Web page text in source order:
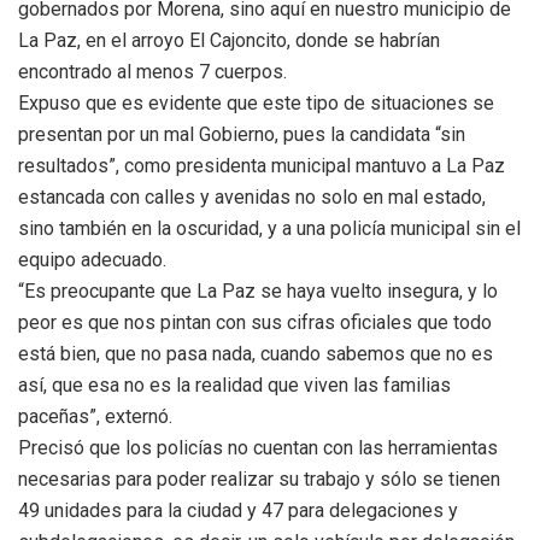
gobernados por Morena, sino aquí en nuestro municipio de
La Paz, en el arroyo El Cajoncito, donde se habrían
encontrado al menos 7 cuerpos.
Expuso que es evidente que este tipo de situaciones se
presentan por un mal Gobierno, pues la candidata “sin
resultados”, como presidenta municipal mantuvo a La Paz
estancada con calles y avenidas no solo en mal estado,
sino también en la oscuridad, y a una policía municipal sin el
equipo adecuado.
“Es preocupante que La Paz se haya vuelto insegura, y lo
peor es que nos pintan con sus cifras oficiales que todo
está bien, que no pasa nada, cuando sabemos que no es
así, que esa no es la realidad que viven las familias
paceñas”, externó.
Precisó que los policías no cuentan con las herramientas
necesarias para poder realizar su trabajo y sólo se tienen
49 unidades para la ciudad y 47 para delegaciones y